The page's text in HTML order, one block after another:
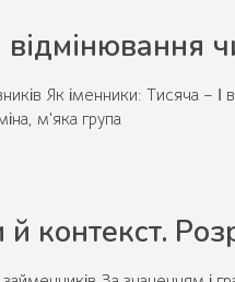
Як іменники: Тисяча – І
м'яка група
контекст.